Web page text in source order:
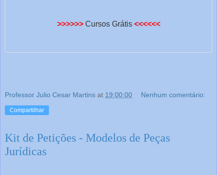
>>>>>> Cursos Grátis <<<<<<
Professor Julio Cesar Martins at 19:00:00 Nenhum comentário:
Compartilhar
Kit de Petições - Modelos de Peças
Jurídicas